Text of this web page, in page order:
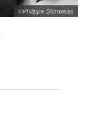
©Philippe Stirnweiss